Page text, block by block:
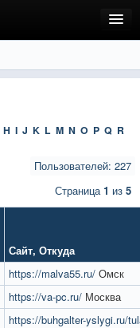
H I J K L M N O P Q R
Пользователей: 227
Страница1 из 5
Сайт, Откуда
https://malva55.ru/ Омск
https://va-pc.ru/ Москва
https://buhgalter-yslygi.ru/